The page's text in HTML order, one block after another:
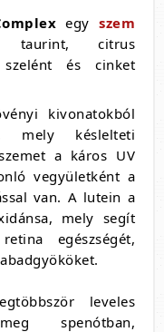
egyszem
citrus
szelént és cinket
kivonatokból
mely késlelteti
a káros UV
vegyületként a
van. A lutein a
mely segít
egészségét,
leveles
spenótban,